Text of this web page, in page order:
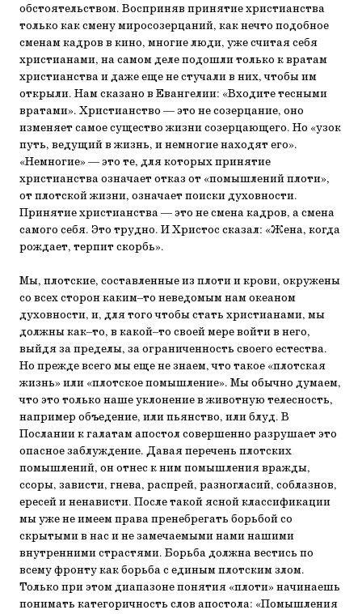
обстоятельством. Восприняв принятие христианства
только как смену миросозерцаний, как нечто подобное
сменам кадров в кино, многие люди, уже считая себя
христианами, на самом деле подошли только к вратам
христианства и даже еще не стучали в них, чтобы им
открыли. Нам сказано в Евангелии: «Входите тесными
вратами». Христианство — это не созерцание, оно
изменяет самое существо жизни созерцающего. Но «узок
путь, ведущий в жизнь, и немногие находят его».
«Немногие» — это те, для которых принятие
христианства означает отказ от «помышлений плоти»,
от плотской жизни, означает поиски духовности.
Принятие христианства — это не смена кадров, а смена
самого себя. Это трудно. И Христос сказал: «Жена, когда
рождает, терпит скорбь».
Мы, плотские, составленные из плоти и крови, окружены
со всех сторон каким–то неведомым нам океаном
духовности, и, для того чтобы стать христианами, мы
должны как–то, в какой–то своей мере войти в него,
выйдя за пределы, за ограниченность своего естества.
Но прежде всего мы еще не знаем, что такое «плотская
жизнь» или «плотское помышление». Мы обычно думаем,
что это только наше уклонение в животную телесность,
например объедение, или пьянство, или блуд. В
Послании к галатам апостол совершенно разрушает это
опасное заблуждение. Давая перечень плотских
помышлений, он отнес к ним помышления вражды,
ссоры, зависти, гнева, распрей, разногласий, соблазнов,
ересей и ненависти. После такой ясной классификации
мы уже не имеем права пренебрегать борьбой со
скрытыми в нас и не замечаемыми нами нашими
внутренними страстями. Борьба должна вестись по
всему фронту как борьба с единым плотским злом.
Только при этом диапазоне понятия «плоти» начинаешь
понимать категоричность слов апостола: «Помышления